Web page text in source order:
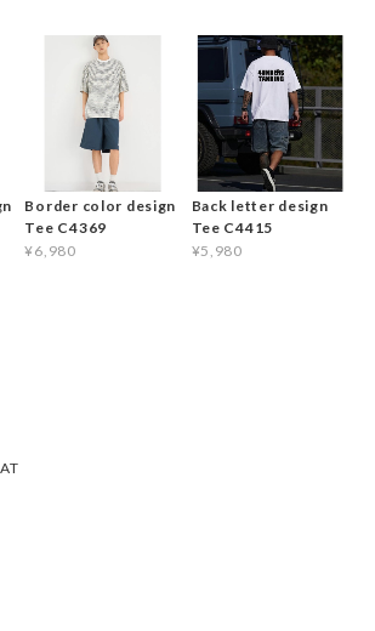
Border color design
Tee C4369
¥6,980
Back letter design
Tee C4415
¥5,980